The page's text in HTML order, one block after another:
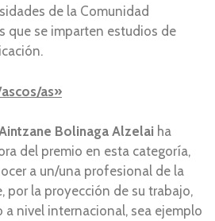
de la Comunidad
que se imparten estudios de
as»
Bolinaga Alzelai ha
del premio en esta categoría,
a un/una profesional de la
por la proyección de su trabajo,
nivel internacional, sea ejemplo